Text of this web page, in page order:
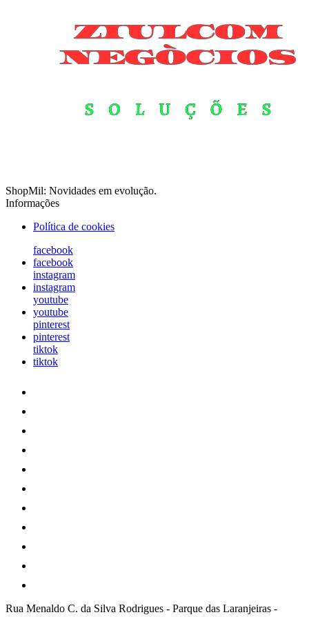
ShopMil: Novidades em evolução.
Informações
Política de cookies
facebook
facebook
instagram
instagram
youtube
youtube
pinterest
pinterest
tiktok
tiktok
Rua Menaldo C. da Silva Rodrigues - Parque das Laranjeiras -